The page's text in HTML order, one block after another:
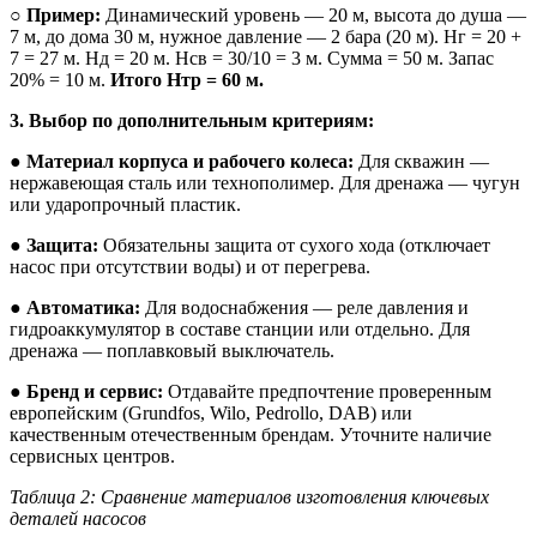
○ Пример: Динамический уровень — 20 м, высота до душа —
7 м, до дома 30 м, нужное давление — 2 бара (20 м). Hг = 20 +
7 = 27 м. Hд = 20 м. Hсв = 30/10 = 3 м. Сумма = 50 м. Запас
20% = 10 м. Итого Hтр = 60 м.
3. Выбор по дополнительным критериям:
● Материал корпуса и рабочего колеса: Для скважин —
нержавеющая сталь или технополимер. Для дренажа — чугун
или ударопрочный пластик.
● Защита: Обязательны защита от сухого хода (отключает
насос при отсутствии воды) и от перегрева.
● Автоматика: Для водоснабжения — реле давления и
гидроаккумулятор в составе станции или отдельно. Для
дренажа — поплавковый выключатель.
● Бренд и сервис: Отдавайте предпочтение проверенным
европейским (Grundfos, Wilo, Pedrollo, DAB) или
качественным отечественным брендам. Уточните наличие
сервисных центров.
Таблица 2: Сравнение материалов изготовления ключевых
деталей насосов